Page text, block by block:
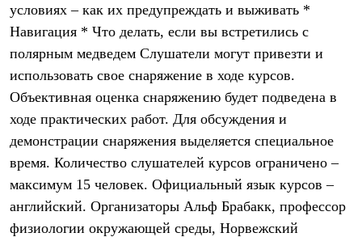
Книги
Коврики
Обувь
Сапоги
Ботинки
Мужская обувь
Ботинки
Кроссовки
Сапоги
Гамаши и бахилы
Гамаши
Бахилы
Тапочки и чуни
условиях – как их предупреждать и выживать *
Навигация * Что делать, если вы встретились с
полярным медведем Слушатели могут привезти и
использовать свое снаряжение в ходе курсов.
Объективная оценка снаряжению будет подведена в
ходе практических работ. Для обсуждения и
демонстрации снаряжения выделяется специальное
время. Количество слушателей курсов ограничено –
максимум 15 человек. Официальный язык курсов –
английский. Организаторы Альф Брабакк, профессор
физиологии окружающей среды, Норвежский